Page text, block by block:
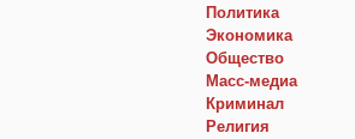
Политика
Экономика
Общество
Macc-медиа
Криминал
Религия